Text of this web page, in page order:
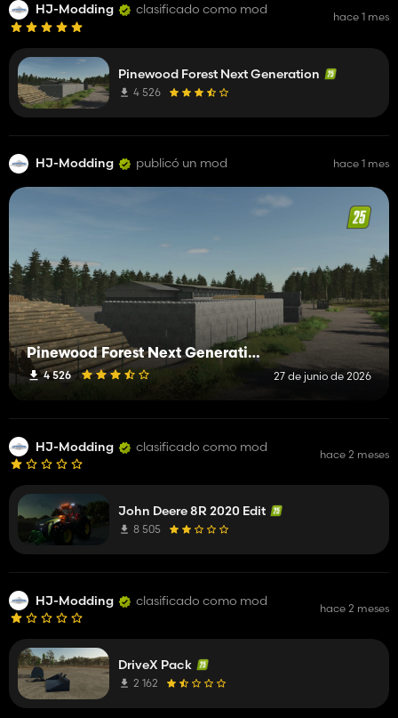
HJ-Modding clasificado como mod hace 1 mes
Pinewood Forest Next Generation
4 526
HJ-Modding publicó un mod hace 1 mes
Pinewood Forest Next Generation
4 526 27 de junio de 2026
HJ-Modding clasificado como mod hace 2 meses
John Deere 8R 2020 Edit
8 505
HJ-Modding clasificado como mod hace 2 meses
DriveX Pack
2 162